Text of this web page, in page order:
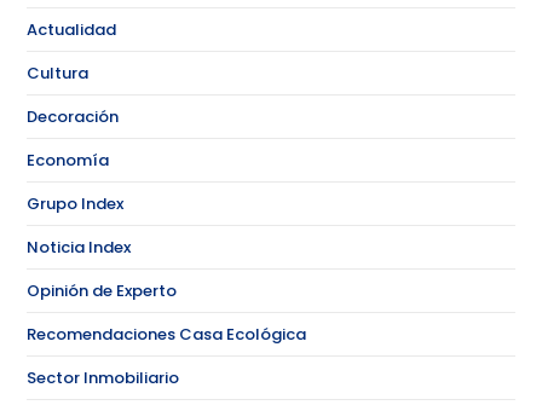
Actualidad
Cultura
Decoración
Economía
Grupo Index
Noticia Index
Opinión de Experto
Recomendaciones Casa Ecológica
Sector Inmobiliario